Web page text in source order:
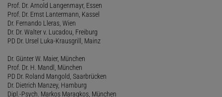
Prof. Dr. Arnold Langenmayr, Essen
Prof. Dr. Ernst Lantermann, Kassel
Dr. Fernando Lleras, Wien
Dr. Dr. Walter v. Lucadou, Freiburg
PD Dr. Ursel Luka-Krausgrill, Mainz
Dr. Günter W. Maier, München
Prof. Dr. H. Mandl, München
PD Dr. Roland Mangold, Saarbrücken
Dr. Dietrich Manzey, Hamburg
Dipl.-Psych. Markos Maragkos, München